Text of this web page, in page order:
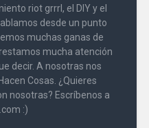
riot grrrl, el DIY y el
desde un punto
muchas ganas de
mucha atención
decir. A nosotras nos
Cosas. ¿Quieres
nosotras? Escríbenos a
:)